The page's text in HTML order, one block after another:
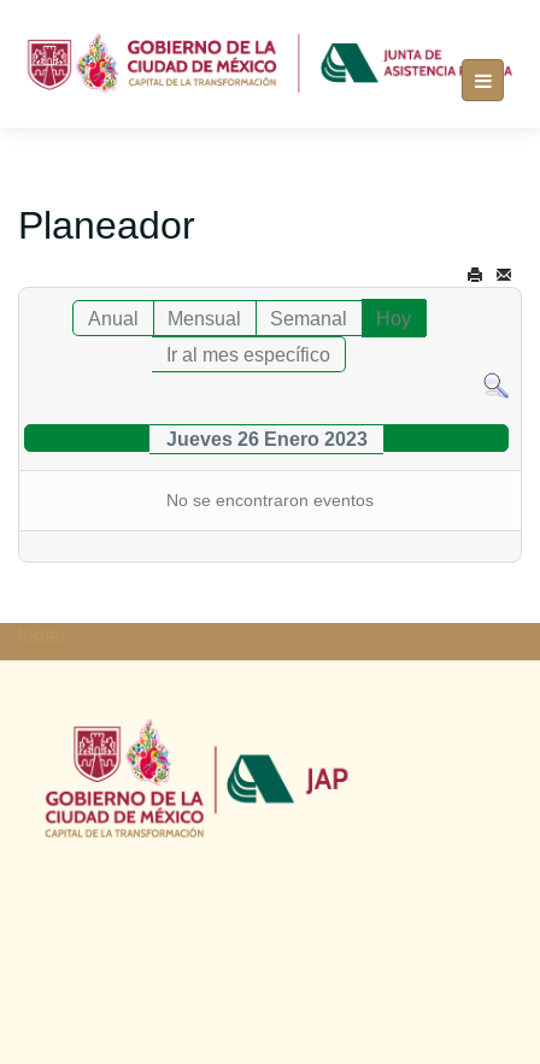
Planeador
Anual Mensual Semanal
Hoy
Ir al mes específico
Jueves 26 Enero 2023
No se encontraron eventos